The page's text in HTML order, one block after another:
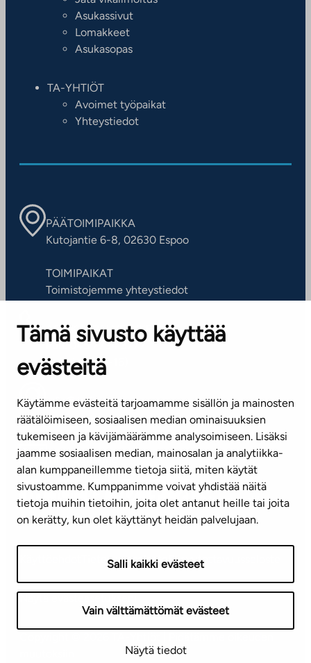
Tämä sivusto käyttää
evästeitä
Käytämme evästeitä tarjoamamme sisällön ja mainosten
räätälöimiseen, sosiaalisen median ominaisuuksien
tukemiseen ja kävijämäärämme analysoimiseen. Lisäksi
jaamme sosiaalisen median, mainosalan ja analytiikka-
alan kumppaneillemme tietoja siitä, miten käytät
sivustoamme. Kumppanimme voivat yhdistää näitä
tietoja muihin tietoihin, joita olet antanut heille tai joita
on kerätty, kun olet käyttänyt heidän palvelujaan.
Salli kaikki evästeet
Vain välttämättömät evästeet
Näytä tiedot
Asukassivut
Lomakkeet
Asukasopas
TA-YHTIÖT
Avoimet työpaikat
Yhteystiedot
PÄÄTOIMIPAIKKA
Kutojantie 6-8, 02630 Espoo
TOIMIPAIKAT
Toimistojemme yhteystiedot
ASIAKASPALVELUKESKUS
Puh. 045 7734 3777
(arkisin klo 8-16)
info@ta.fi
Tilaa uutiskirje
Mediapankki
TietosuojaselosteSaavutettavuusseloste